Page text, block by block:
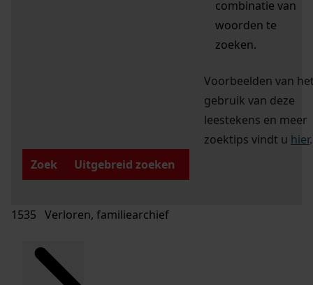
combinatie van
woorden te
zoeken.
Voorbeelden van
gebruik van deze
leestekens en meer
zoektips vindt u hier.
Zoek
Uitgebreid zoeken
1535 Verloren, familiearchief